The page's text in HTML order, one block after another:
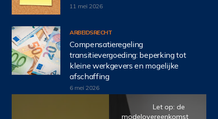
11 mei 2026
ARBEIDSRECHT
Compensatieregeling
transitievergoeding: beperking tot
kleine werkgevers en mogelijke
afschaffing
6 mei 2026
Let op: de
modelovereenkomst